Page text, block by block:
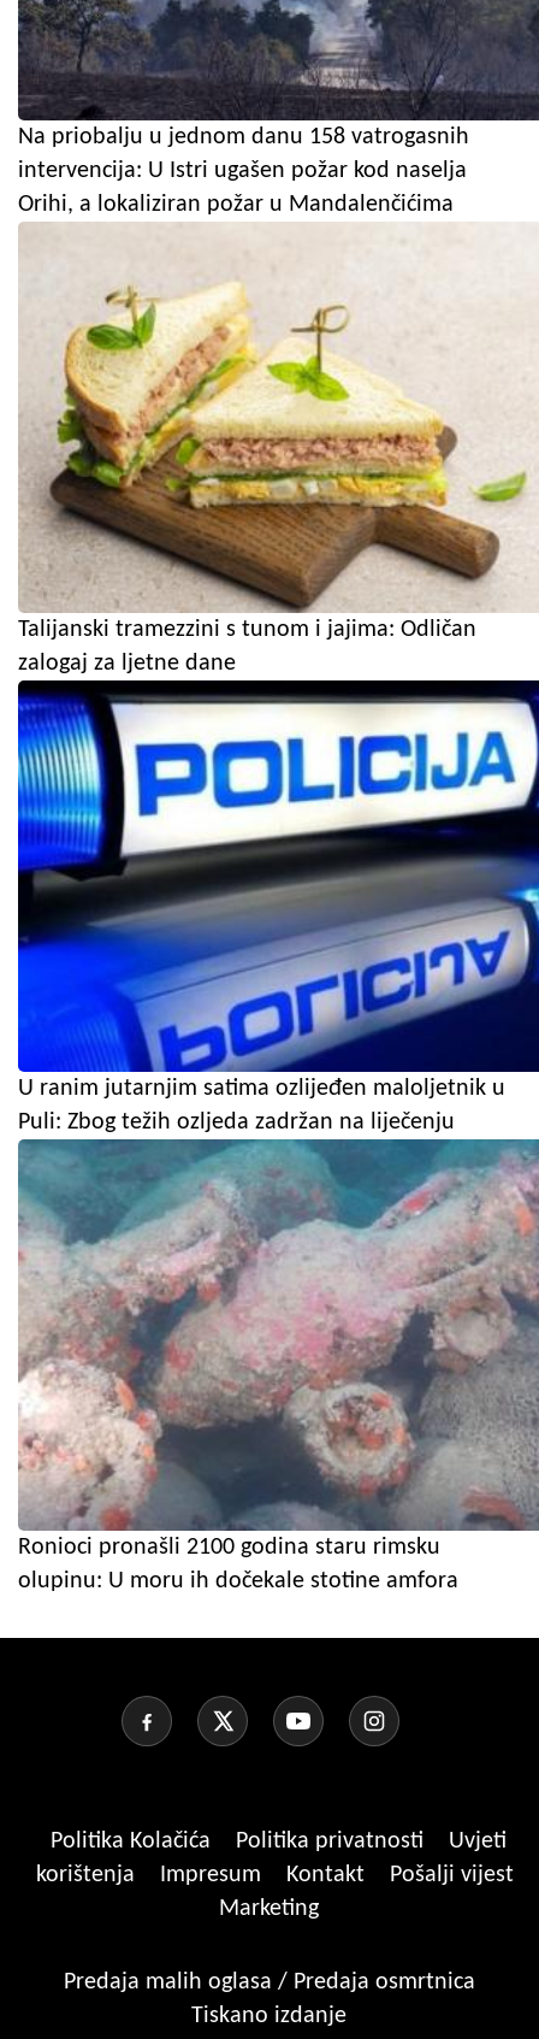
Na priobalju u jednom danu 158 vatrogasnih
intervencija: U Istri ugašen požar kod naselja
Orihi, a lokaliziran požar u Mandalenčićima
Talijanski tramezzini s tunom i jajima: Odličan
zalogaj za ljetne dane
U ranim jutarnjim satima ozlijeđen maloljetnik u
Puli: Zbog težih ozljeda zadržan na liječenju
Ronioci pronašli 2100 godina staru rimsku
olupinu: U moru ih dočekale stotine amfora
Politika Kolačića Politika privatnosti
Uvjeti
korištenja
Impresum Kontakt
Pošalji vijest
Marketing
Predaja malih oglasa / Predaja osmrtnica
Tiskano izdanje